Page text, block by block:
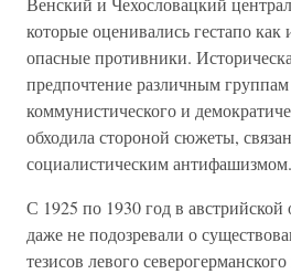
которые оценивались гестапо как
опасные противники.
предпочтение различным
коммунистического и
обходила стороной сюжеты,
социалистическим антифашизмом.
С 1925 по 1930 год в
даже не подозревали о
тезисов левого